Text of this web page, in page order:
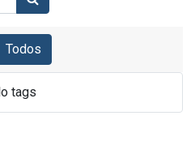
Todos
tags